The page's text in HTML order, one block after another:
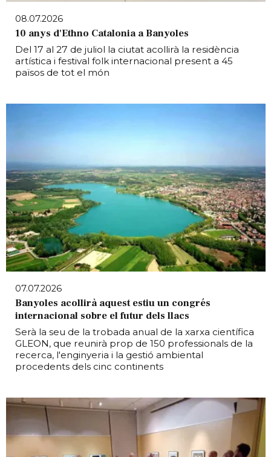
08.07.2026
10 anys d'Ethno Catalonia a Banyoles
Del 17 al 27 de juliol la ciutat acollirà la residència
artística i festival folk internacional present a 45
països de tot el món
07.07.2026
Banyoles acollirà aquest estiu un congrés
internacional sobre el futur dels llacs
Serà la seu de la trobada anual de la xarxa científica
GLEON, que reunirà prop de 150 professionals de la
recerca, l'enginyeria i la gestió ambiental
procedents dels cinc continents